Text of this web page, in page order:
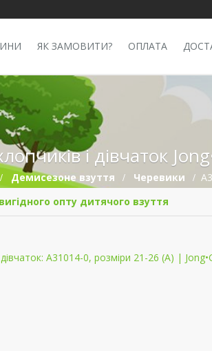
ЯК ЗАМОВИТИ? ОПЛАТА
і дівчаток
Демисезонe взуття Черевики
опту дитячого взуття